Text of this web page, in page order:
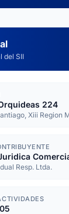
del SII
224
Xiii Region
Resp. Ltda.